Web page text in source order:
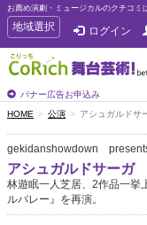
お薦め演劇・ミュージカルのクチコミ
T
o
g
g
e
n
a
v
i
g
a
t
地域選択 ログイン
バナー広告お申込み
HOME 公演 アシュガルドサ
gekidanshowdown
アシュガルドサーガ
林遊眠一人芝居、2作品一挙
ルバレー』を再演。